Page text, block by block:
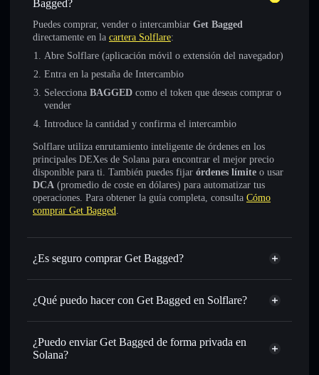
Bagged?
Puedes comprar, vender o intercambiar Get Bagged
directamente en la cartera Solflare:
Abre Solflare (aplicación móvil o extensión del navegador)
Entra en la pestaña de Intercambio
Selecciona BAGGED como el token que deseas comprar o
vender
Introduce la cantidad y confirma el intercambio
Solflare utiliza enrutamiento inteligente de órdenes en los
principales DEXes de Solana para encontrar el mejor precio
disponible para ti. También puedes fijar órdenes límite o usar
DCA (promedio de coste en dólares) para automatizar tus
operaciones. Para obtener la guía completa, consulta Cómo
comprar Get Bagged.
¿Es seguro comprar Get Bagged?
Get Bagged no está verificado
¿Qué puedo hacer con Get Bagged en Solflare?
Get Bagged
cartera de Solflare
Intercambiar al instante: operar con BAGGED para SOL,
USDC o miles de otros tokens de Solana con enrutamiento
¿Puedo enviar Get Bagged de forma privada en
Solana?